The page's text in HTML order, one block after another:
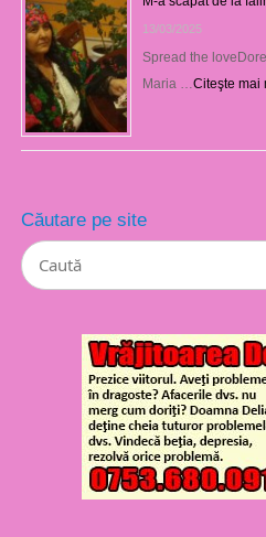
13/03/2025
Spread the
Maria …Citeşte mai
Căutare pe site